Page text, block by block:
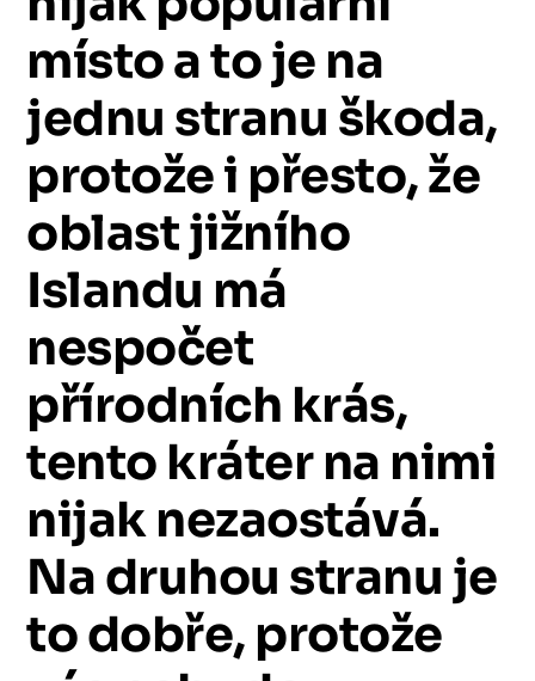
místoatoje na
jednu stranu škoda,
protožei přesto,že
oblastjižního
Islandu má
nespočet
přírodních krás,
tento kráter na nimi
nijak nezaostává.
Nadruhou stranu je
todobře, protože